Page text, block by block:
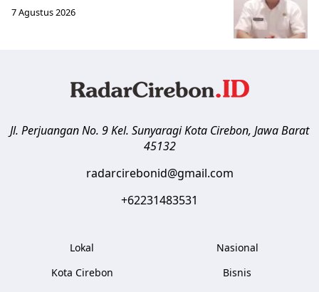
7 Agustus 2026
Jl. Perjuangan No. 9 Kel. SunyaragiKota Cirebon, Jawa Barat
45132
radarcirebonid@gmail.com
+62231483531
Lokal
Kota Cirebon
Nasional
Bisnis